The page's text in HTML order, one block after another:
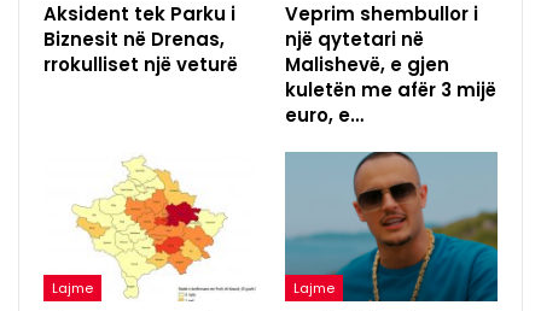
Aksident tek Parku i
Biznesit në Drenas,
rrokulliset një veturë
Veprim shembullor i
një qytetari në
Malishevë, e gjen
kuletën me afër 3 mijë
euro, e…
Lajme Lajme